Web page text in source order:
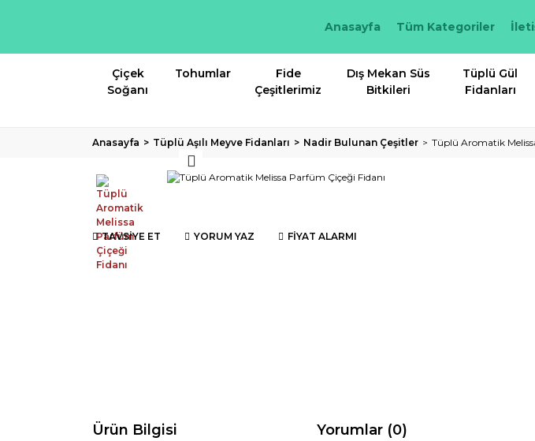
Anasayfa Tüm Kategoriler
Çiçek
Soğanı
Tohumlar
Fide
Çeşitlerimiz
Dış Mekan Süs
Bitkileri
Tüplü Gül
Fidanları
Anasayfa Tüplü Aşılı Meyve Fidanları Nadir Bulunan Çeşitler Tüplü Aromatik
TAVSİYE ET YORUM YAZ FİYAT ALARMI
Ürün Bilgisi Yorumlar (0)